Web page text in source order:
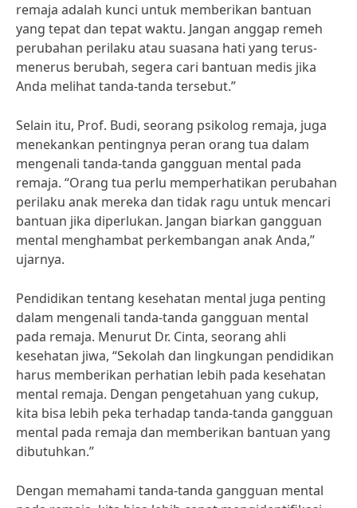
remaja adalah kunci untuk memberikan bantuan
yang tepat dan tepat waktu. Jangan anggap remeh
perubahan perilaku atau suasana hati yang terus-
menerus berubah, segera cari bantuan medis jika
Anda melihat tanda-tanda tersebut.”
Selain itu, Prof. Budi, seorang psikolog remaja, juga
menekankan pentingnya peran orang tua dalam
mengenali tanda-tanda gangguan mental pada
remaja. “Orang tua perlu memperhatikan perubahan
perilaku anak mereka dan tidak ragu untuk mencari
bantuan jika diperlukan. Jangan biarkan gangguan
mental menghambat perkembangan anak Anda,”
ujarnya.
Pendidikan tentang kesehatan mental juga penting
dalam mengenali tanda-tanda gangguan mental
pada remaja. Menurut Dr. Cinta, seorang ahli
kesehatan jiwa, “Sekolah dan lingkungan pendidikan
harus memberikan perhatian lebih pada kesehatan
mental remaja. Dengan pengetahuan yang cukup,
kita bisa lebih peka terhadap tanda-tanda gangguan
mental pada remaja dan memberikan bantuan yang
dibutuhkan.”
Dengan memahami tanda-tanda gangguan mental